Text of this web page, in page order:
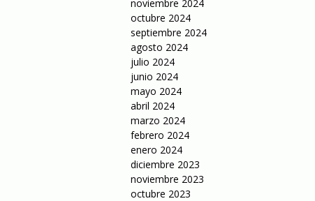
noviembre 2024
octubre 2024
septiembre 2024
agosto 2024
julio 2024
junio 2024
mayo 2024
abril 2024
marzo 2024
febrero 2024
enero 2024
diciembre 2023
noviembre 2023
octubre 2023